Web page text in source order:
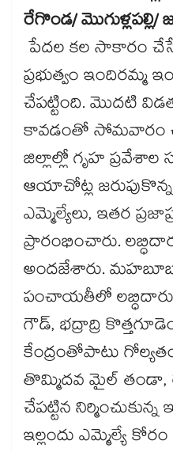
రేగొండ/ మొగుళ్లపల్లి/
పేదల కల సాకారం
ప్రభుత్వం ఇందిరమ్మ
చేపట్టింది. మొదటి విడత
కావడంతో సోమవారం
జిల్లాల్లో గృహ
ఆయాచోట్ల జరుపుకొన్న
ఎమ్మెల్యేలు, ఇతర
ప్రారంభించారు.
అందజేశారు.
పంచాయతీలో
గౌడ్, భద్రాద్రి
కేంద్రంతోపాటు
తొమ్మిదవ మైల్​ తండా,
చేపట్టిన ​నిర్మించుకున్న
ఇల్లందు ఎమ్మెల్యే